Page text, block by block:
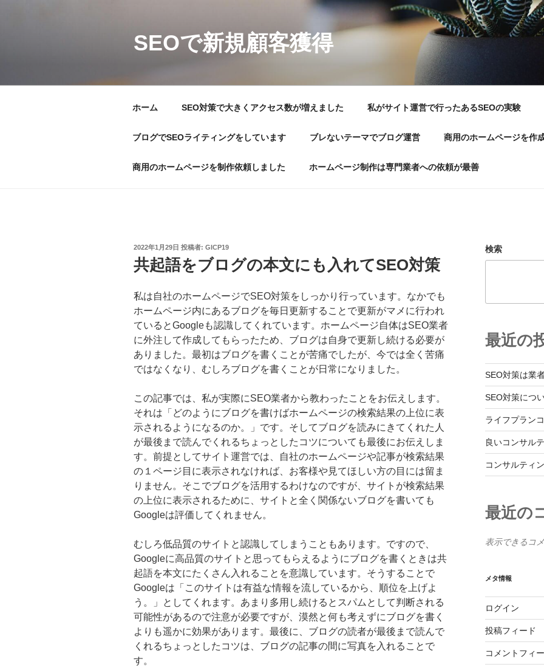
SEOで新規顧客獲得
ホーム SEO対策で大きくアクセス数が増えました 私がサイト運営で行ったあるSEOの実験
ブログでSEOライティングをしています ブレないテーマでブログ運営 商用のホームページを作
商用のホームページを制作依頼しました ホームページ制作は専門業者への依頼が最善
投
稿
日:
2022年1月29日 投稿者: GICP19
共起語をブログの本文にも入れてSEO対策
私は自社のホームページでSEO対策をしっかり行っています。なかでも
ホームページ内にあるブログを毎日更新することで更新がマメに行われ
ているとGoogleも認識してくれています。ホームページ自体はSEO業者
に外注して作成してもらったため、ブログは自身で更新し続ける必要が
ありました。最初はブログを書くことが苦痛でしたが、今では全く苦痛
ではなくなり、むしろブログを書くことが日常になりました。
この記事では、私が実際にSEO業者から教わったことをお伝えします。
それは「どのようにブログを書けばホームページの検索結果の上位に表
示されるようになるのか。」です。そしてブログを読みにきてくれた人
が最後まで読んでくれるちょっとしたコツについても最後にお伝えしま
す。前提としてサイト運営では、自社のホームページや記事が検索結果
の１ページ目に表示されなければ、お客様や見てほしい方の目には留ま
りません。そこでブログを活用するわけなのですが、サイトが検索結果
の上位に表示されるために、サイトと全く関係ないブログを書いても
Googleは評価してくれません。
むしろ低品質のサイトと認識してしまうこともあります。ですので、
Googleに高品質のサイトと思ってもらえるようにブログを書くときは共
起語を本文にたくさん入れることを意識しています。そうすることで
Googleは「このサイトは有益な情報を流しているから、順位を上げよ
う。」としてくれます。あまり多用し続けるとスパムとして判断される
可能性があるので注意が必要ですが、漠然と何も考えずにブログを書く
よりも遥かに効果があります。最後に、ブログの読者が最後まで読んで
くれるちょっとしたコツは、ブログの記事の間に写真を入れることで
す。
検索
最近の
SEO対策は業
SEO対策につ
ライフプラン
良いコンサル
コンサルティ
最近の
表示できるコ
メタ情報
ログイン
投稿フィード
コメントフィ